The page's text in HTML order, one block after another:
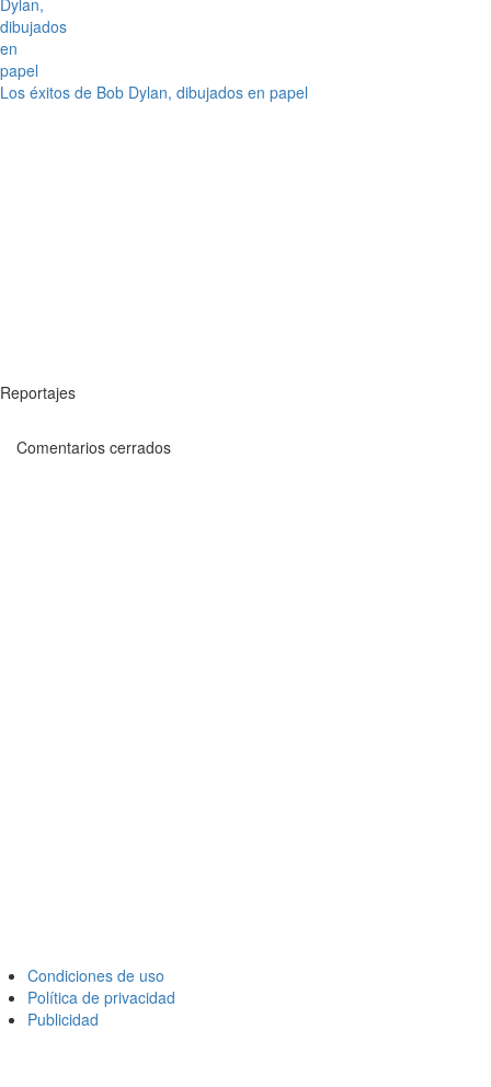
Los éxitos de Bob Dylan, dibujados en papel
Reportajes
Comentarios cerrados
Condiciones de uso
Política de privacidad
Publicidad